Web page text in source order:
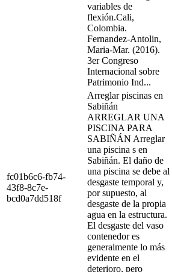
variables de
flexión.Cali,
Colombia.
Fernandez-Antolin,
Maria-Mar. (2016).
3er Congreso
Internacional sobre
Patrimonio Ind...
fc01b6c6-fb74-
43f8-8c7e-
bcd0a7dd518f
Arreglar piscinas en
Sabiñán
ARREGLAR UNA
PISCINA PARA
SABIÑÁN Arreglar
una piscina s en
Sabiñán. El daño de
una piscina se debe al
desgaste temporal y,
por supuesto, al
desgaste de la propia
agua en la estructura.
El desgaste del vaso
contenedor es
generalmente lo más
evidente en el
deterioro, pero